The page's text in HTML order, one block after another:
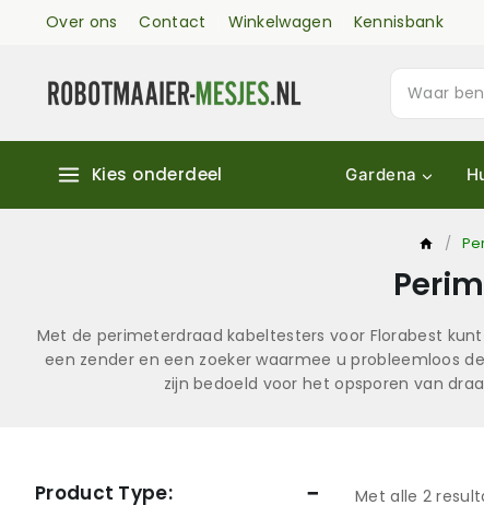
Over ons Contact Winkelwagen Kennisbank
Kies onderdeel Gardena
/
Met de perimeterdraad kabeltesters voor Florabest
een zender en een zoeker waarmee u probleemloos
zijn bedoeld voor het opsporen van
Met alle 2
Product Type: